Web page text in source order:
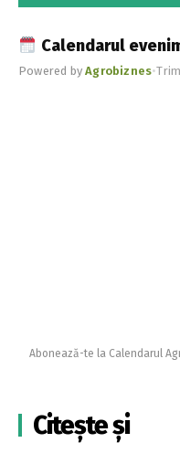
Calendarul
Powered byAgrobiznes•
Abonează-te la Calendarul
Citește și